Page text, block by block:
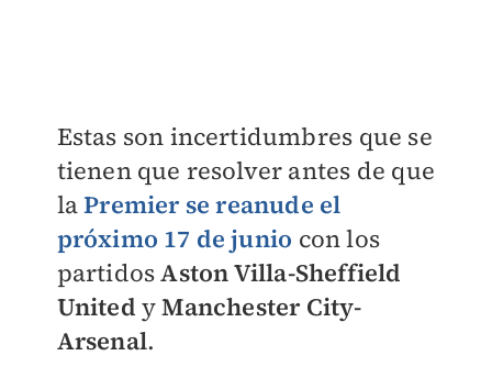
Estas son incertidumbres que se
tienen que resolver antes de que
laPremierse reanude el
próximo 17 de junio con los
partidosAston Villa-Sheffield
United yManchester City-
Arsenal.